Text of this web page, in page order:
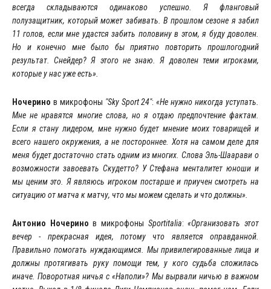
всегда складываются одинаково успешно. Я фланговый
полузащитник, который может забивать. В прошлом сезоне я забил
11 голов, если мне удастся забить половину в этом, я буду доволен.
Но и конечно мне было бы приятно повторить прошлогодний
результат. Снейдер? Я этого не знаю. Я доволен теми игроками,
которые у нас уже есть».
Ночерино в микрофоны "Sky Sport 24":«Не нужно никогда уступать.
Мне не нравятся многие слова, но я отдаю предпочтение фактам.
Если я стану лидером, мне нужно будет мнение моих товарищей и
всего нашего окружения, а не постороннее. Хотя на самом деле для
меня будет достаточно стать одним из многих. Слова Эль-Шаарави о
возможности завоевать Скудетто? У Стефана менталитет юноши и
мы ценим это. Я являюсь игроком постарше и приучен смотреть на
ситуацию от матча к матчу, что мы можем сделать и что должны».
Антонио Ночерино в микрофоны Sportitalia:«Организовать этот
вечер - прекрасная идея, потому что является оправданной.
Правильно помогать нуждающимся. Мы привилегированные лица и
должны протягивать руку помощи тем, у кого судьба сложилась
иначе. Поворотная ничья с «Наполи»? Мы вырвали ничью в важном